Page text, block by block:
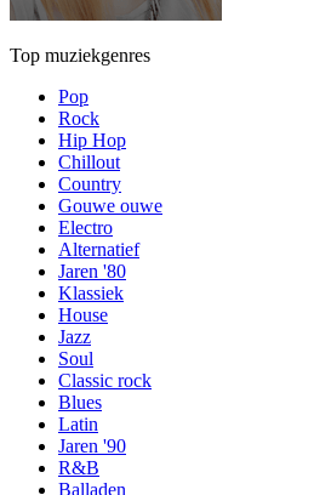
Top muziekgenres
Pop
Rock
Hip Hop
Chillout
Country
Gouwe ouwe
Electro
Alternatief
Jaren '80
Klassiek
House
Jazz
Soul
Classic rock
Blues
Latin
Jaren '90
R&B
Balladen